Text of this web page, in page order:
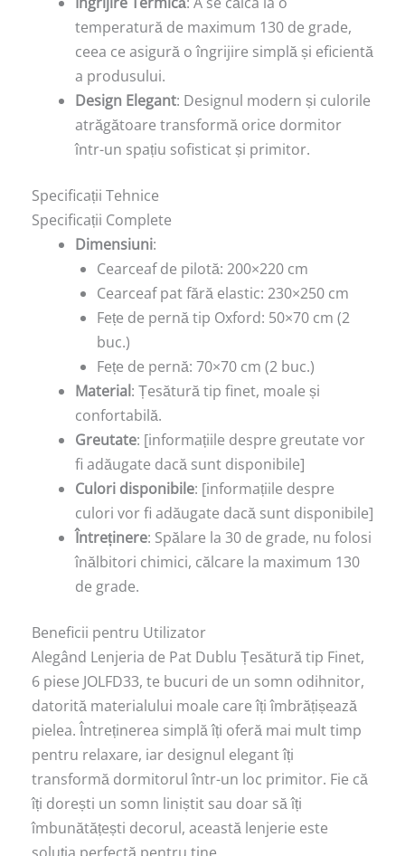
temperatură de maximum 130 de grade,
ceea ce asigură o îngrijire simplă și eficientă
a produsului.
Design Elegant: Designul modern și culorile
atrăgătoare transformă orice dormitor
într-un spațiu sofisticat și primitor.
Specificații Tehnice
Specificații Complete
Dimensiuni:
Cearceaf de pilotă: 200×220 cm
Cearceaf pat fără elastic: 230×250 cm
Fețe de pernă tip Oxford: 50×70 cm (2
buc.)
Fețe de pernă: 70×70 cm (2 buc.)
Material: Țesătură tip finet, moale și
confortabilă.
Greutate: [informațiile despre greutate vor
fi adăugate dacă sunt disponibile]
Culori disponibile: [informațiile despre
culori vor fi adăugate dacă sunt disponibile]
Întreținere: Spălare la 30 de grade, nu folosi
înălbitori chimici, călcare la maximum 130
de grade.
Beneficii pentru Utilizator
Alegând Lenjeria de Pat Dublu Țesătură tip Finet,
6 piese JOLFD33, te bucuri de un somn odihnitor,
datorită materialului moale care îți îmbrățișează
pielea. Întreținerea simplă îți oferă mai mult timp
pentru relaxare, iar designul elegant îți
transformă dormitorul într-un loc primitor. Fie că
îți dorești un somn liniștit sau doar să îți
îmbunătățești decorul, această lenjerie este